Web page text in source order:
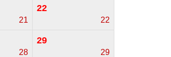
21
22
22
28
29
29